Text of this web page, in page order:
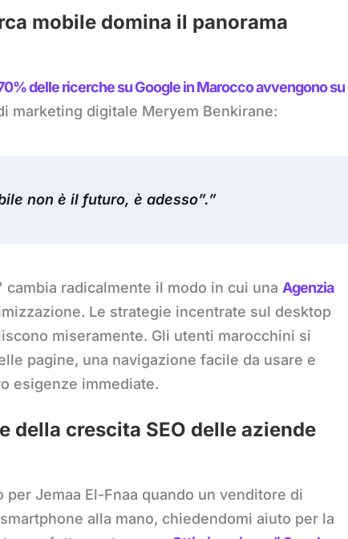
mobile domina il panorama
delle ricerche su Google in Marocco avvengono su
marketing digitale Meryem Benkirane:
non è il futuro, è adesso”.”
radicalmente il modo in cui una Agenzia
Le strategie incentrate sul desktop
miseramente. Gli utenti marocchini si
pagine, una navigazione facile da usare e
esigenze immediate.
della crescita SEO delle aziende
Jemaa El-Fnaa quando un venditore di
alla mano, chiedendomi aiuto per la